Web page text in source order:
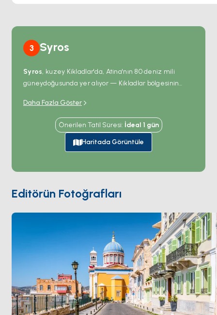
3 Syros
Syros, kuzey Kikladlar'da, Atina'nın 80 deniz mili
güneydoğusunda yer alıyor — Kikladlar bölgesinin
Ermoupoliliman şehrinde merkezlendi. Ermoupoli
Yunanistan'da benzersiz mimari öneme sahip:
1822'den başlayarak Yunan Bağımsızlık Savaşı'nın
Osmanlı katliamlarından sonra Sakız ve Psara'dan
Yunan mültecileri tarafından sıfırdan inşa edildi; tüm
olmayan tek Kiklad kasabası; bunun yerine mermer
cepheli iki katlı neo-klasik konaklar var. Kasaba
Apollon Tiyatrosu'nu (Milano'nun La Scala'sının 1864
minyatür kopyası), Ernst Ziller tarafından yapılan
Belediye Binası ile merkez
Miaouli Meydanı'nı ve
mahallesini barındırıyor. Kasaba ayrıca
Yunan-Katolik topluluğu için değerlendirildi (ortaçağ
Ano Syrosbir Katolik enklavı). Syros
Mikonos'tan yelkenle 4 saat. SezonMayıs ile Ekim
arası açık.
Daha Fazla Göster
Önerilen Tatil Süresi: İdeal 1 gün
Haritada Görüntüle
Editörün Fotoğrafları